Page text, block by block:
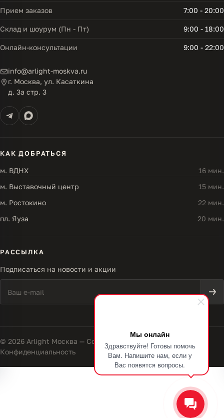
Мы онлайн
Здравствуйте! Готовы помочь
Вам. Напишите нам, если у
Вас появятся вопросы.
Прием заказов 7:00 - 20:00
Склад и шоурум (Пн - Пт) 9:00 - 18:00
Онлайн-консультации 9:00 - 22:00
info@arlight-moskva.ru
г. Москва, ул. Касаткина
д. 3а стр. 3
КАК ДОБРАТЬСЯ
м. ВДНХ
16 мин.
м. Выставочный центр
15 мин.
м. Ростокино
22 мин.
пл. Яуза
20 мин.
РАССЫЛКА
Подписаться на новости и акции
© 2026 Arlight Москва — Совершенство света
Конфиденциальность